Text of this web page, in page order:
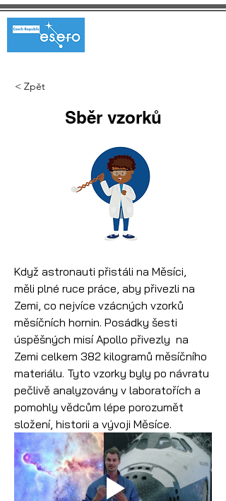
< Zpět
Sběr vzorků
Když astronauti přistáli na Měsíci,
měli plné ruce práce, aby přivezli na
Zemi, co nejvíce vzácných vzorků
měsíčních hornin. Posádky šesti
úspěšných misí Apollo přivezly  na
Zemi celkem 382 kilogramů měsíčního
materiálu. Tyto vzorky byly po návratu
pečlivě analyzovány v laboratořích a
pomohly vědcům lépe porozumět
složení, historii a vývoji Měsíce.